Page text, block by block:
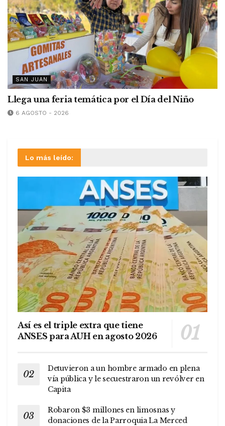
SAN JUAN
Llega una feria temática por el Día del Niño
6 AGOSTO - 2026
Lo más leído:
Así es el triple extra que tiene
ANSES para AUH en agosto 2026
Detuvieron a un hombre armado en plena
vía pública y le secuestraron un revólver en
Capita
Robaron $3 millones en limosnas y
donaciones de la Parroquia La Merced